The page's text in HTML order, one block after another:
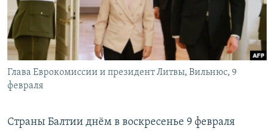
Глава Еврокомиссии и президент Литвы, Вильнюс, 9
февраля
Страны Балтии днём в воскресенье 9 февраля